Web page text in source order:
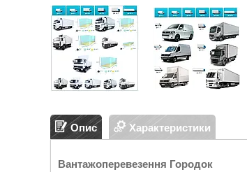
Опис Характеристики
Вантажоперевезення Городок